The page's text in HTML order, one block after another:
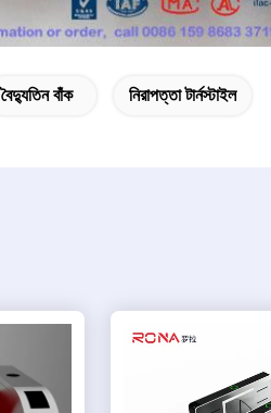
বৈদ্যুতিন বাঁক নিরাপত্তা টার্নস্টাইল